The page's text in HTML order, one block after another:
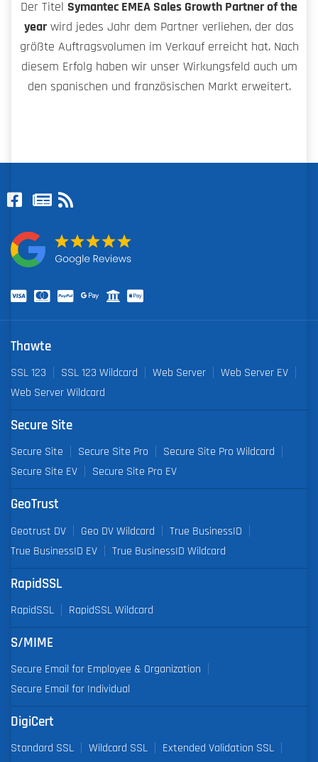
Der Titel Symantec EMEA Sales Growth Partner of the
year wird jedes Jahr dem Partner verliehen, der das
größte Auftragsvolumen im Verkauf erreicht hat. Nach
diesem Erfolg haben wir unser Wirkungsfeld auch um
den spanischen und französischen Markt erweitert.
Thawte
SSL 123 SSL 123 Wildcard Web Server
Web Server EV
Web Server Wildcard
Secure Site
Secure Site Secure Site Pro
Secure Site Pro Wildcard
Secure Site EV
Secure Site Pro EV
GeoTrust
Geotrust DV Geo DV Wildcard
True BusinessID
True BusinessID EV
True BusinessID Wildcard
RapidSSL
RapidSSL RapidSSL Wildcard
S/MIME
Secure Email for Employee & Organization
Secure Email for Individual
DigiCert
Standard SSL Wildcard SSL
Extended Validation SSL